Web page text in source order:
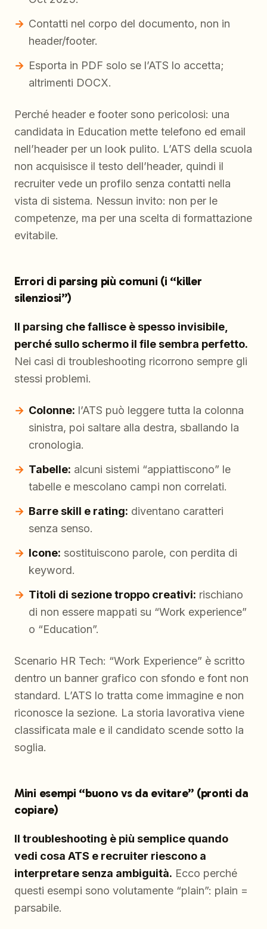
Contatti nel corpo del documento, non in
header/footer.
Esporta in PDF solo se l’ATS lo accetta;
altrimenti DOCX.
Perché header e footer sono pericolosi: una
candidata in Education mette telefono ed email
nell’header per un look pulito. L’ATS della scuola
non acquisisce il testo dell’header, quindi il
recruiter vede un profilo senza contatti nella
vista di sistema. Nessun invito: non per le
competenze, ma per una scelta di formattazione
evitabile.
Errori di parsing più comuni (i “killer
silenziosi”)
Il parsing che fallisce è spesso invisibile,
perché sullo schermo il file sembra perfetto.
Nei casi di troubleshooting ricorrono sempre gli
stessi problemi.
Colonne: l’ATS può leggere tutta la colonna
sinistra, poi saltare alla destra, sballando la
cronologia.
Tabelle: alcuni sistemi “appiattiscono” le
tabelle e mescolano campi non correlati.
Barre skill e rating: diventano caratteri
senza senso.
Icone: sostituiscono parole, con perdita di
keyword.
Titoli di sezione troppo creativi: rischiano
di non essere mappati su “Work experience”
o “Education”.
Scenario HR Tech: “Work Experience” è scritto
dentro un banner grafico con sfondo e font non
standard. L’ATS lo tratta come immagine e non
riconosce la sezione. La storia lavorativa viene
classificata male e il candidato scende sotto la
soglia.
Mini esempi “buono vs da evitare” (pronti da
copiare)
Il troubleshooting è più semplice quando
vedi cosa ATS e recruiter riescono a
interpretare senza ambiguità. Ecco perché
questi esempi sono volutamente “plain”: plain =
parsabile.